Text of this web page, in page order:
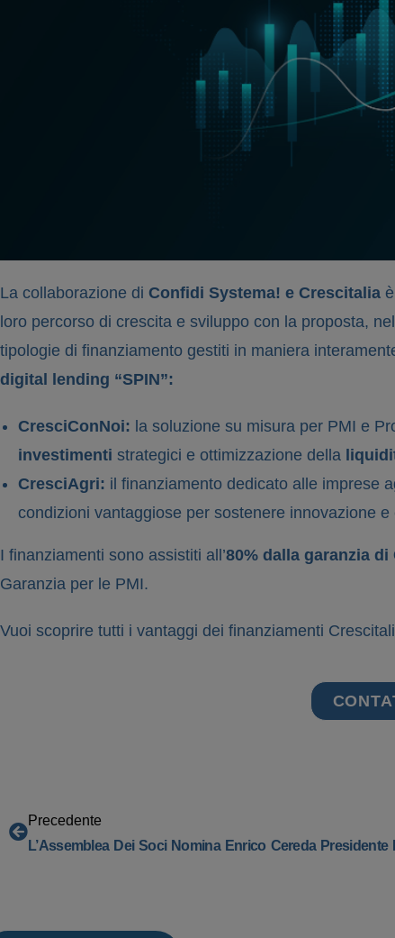
La collaborazione di Confidi Systema! e Crescitalia
loro percorso di crescita e sviluppo con la proposta,
tipologie di finanziamento gestiti in maniera
digital lending “SPIN”:
CresciConNoi: la soluzione su misura per PMI e
investimenti strategici e ottimizzazione della
CresciAgri: il finanziamento dedicato alle imprese
condizioni vantaggiose per sostenere innovazione
I finanziamenti sono assistiti all’80% dalla garanzia
Garanzia per le PMI.
Vuoi scoprire tutti i vantaggi dei finanziamenti
Precedente